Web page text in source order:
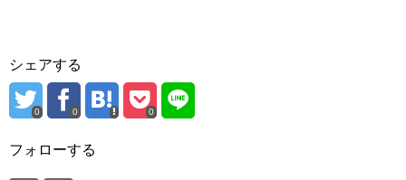
シェアする
0 0 0
フォローする